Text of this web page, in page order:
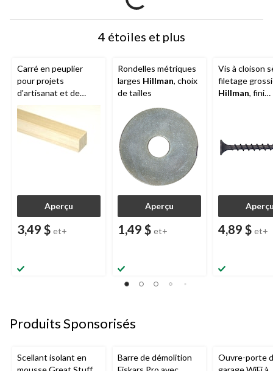
4 étoiles et plus
Carré en peuplier
pour projets
d'artisanat et de
réparation, choix de
tailles
Aperçu
3,49 $ et+
Rondelles métriques
larges Hillman, choix
de tailles
Aperçu
1,49 $ et+
Vis à cloison
filetage
Hillman, fini
4,89 $ et+
Produits Sponsorisés
Scellant isolant en
Barre de démolition
Ouvre-porte